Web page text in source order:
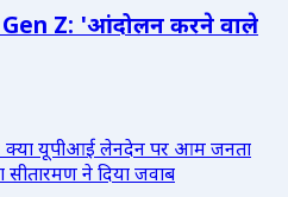
Z: 'आंदोलन करने वाले